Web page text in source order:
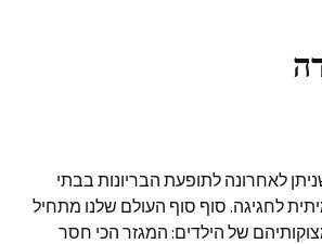
לאחרונה לתופעת הבריונות בבתי
לחגיגה. סוף סוף העולם שלנו מתחיל
של הילדים: המגזר הכי חסר